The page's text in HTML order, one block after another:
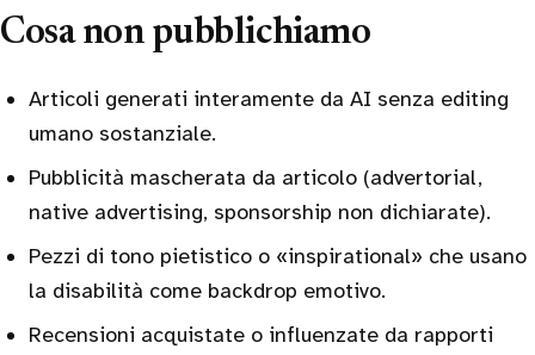
Cosa non pubblichiamo
Articoli generati interamente da AI senza editing
umano sostanziale.
Pubblicità mascherata da articolo (advertorial,
native advertising, sponsorship non dichiarate).
Pezzi di tono pietistico o «inspirational» che usano
la disabilità come backdrop emotivo.
Recensioni acquistate o influenzate da rapporti